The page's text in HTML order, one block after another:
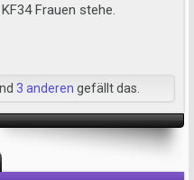
Frauen stehe.
3 anderen gefällt das.